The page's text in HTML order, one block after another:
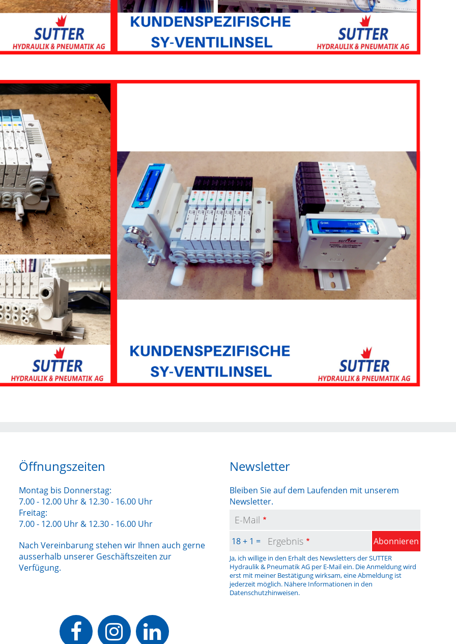
Öffnungszeiten
Montag bis Donnerstag:
7.00 - 12.00 Uhr & 12.30 - 16.00 Uhr
Freitag:
7.00 - 12.00 Uhr & 12.30 - 16.00 Uhr
Nach Vereinbarung stehen wir Ihnen auch gerne
ausserhalb unserer Geschäftszeiten zur
Verfügung.
Newsletter
E-Mail
Bleiben Sie auf dem Laufenden mit unserem
Newsletter.
Ergebnis
18 + 1 = Abonnieren
Ja, ich willige in den Erhalt des Newsletters der SUTTER
Hydraulik & Pneumatik AG per E-Mail ein. Die Anmeldung wird
erst mit meiner Bestätigung wirksam, eine Abmeldung ist
jederzeit möglich. Nähere Informationen in den
Datenschutzhinweisen.